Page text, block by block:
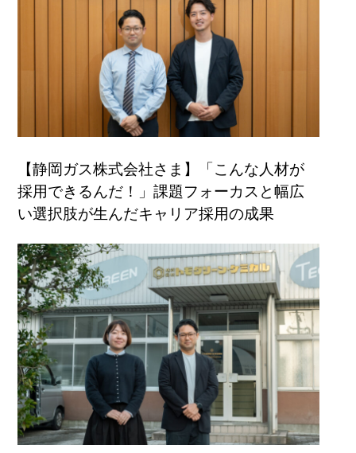
【静岡ガス株式会社さま】「こんな人材が
採用できるんだ！」課題フォーカスと幅広
い選択肢が生んだキャリア採用の成果